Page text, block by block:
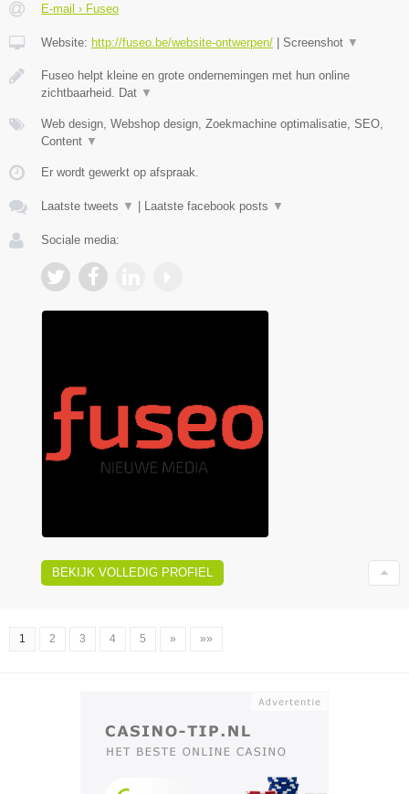
E-mail › Fuseo
Website: http://fuseo.be/website-ontwerpen/ | Screenshot ▼
Fuseo helpt kleine en grote ondernemingen met hun online
zichtbaarheid. Dat ▼
Web design, Webshop design, Zoekmachine optimalisatie, SEO,
Content ▼
Er wordt gewerkt op afspraak.
Laatste tweets ▼ | Laatste facebook posts ▼
Sociale media:
BEKIJK VOLLEDIG PROFIEL
1 2 3 4 5 » »»